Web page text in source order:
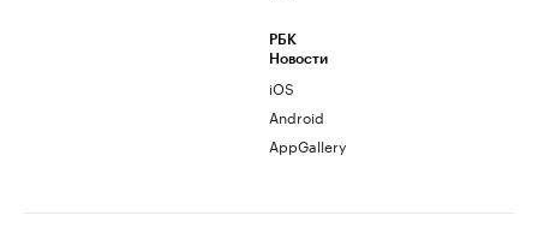
РБК
Новости
iOS
Android
AppGallery